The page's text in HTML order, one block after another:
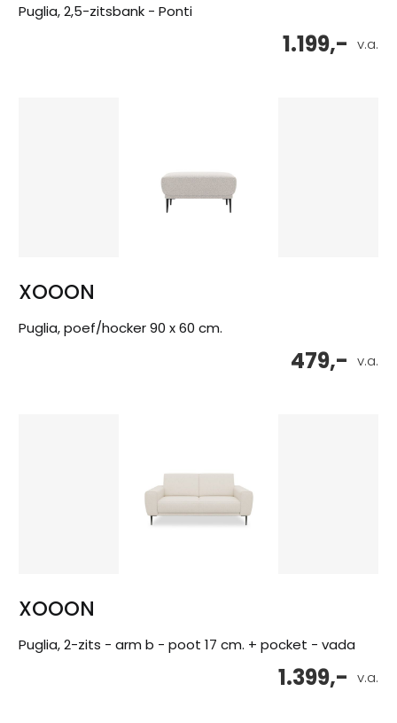
Puglia, 2,5-zitsbank - Ponti
v.a.
1.199,-
XOOON
Puglia, poef/hocker 90 x 60 cm.
v.a.
479,-
XOOON
Puglia, 2-zits - arm b - poot 17 cm. + pocket - vada
v.a.
1.399,-